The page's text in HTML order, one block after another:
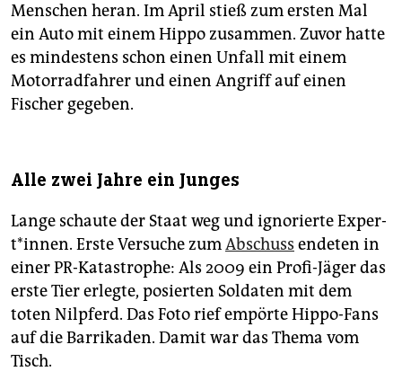
Menschen heran. Im April stieß zum ersten Mal
ein Auto mit einem Hippo zusammen. Zuvor hatte
es mindestens schon einen Unfall mit einem
Motorradfahrer und einen Angriff auf einen
Fischer gegeben.
Alle zwei Jahre ein Junges
Lange schaute der Staat weg und ignorierte Ex­per­
t*in­nen. Erste Versuche zumAbschuss endeten in
einer PR-Katastrophe: Als 2009 ein Profi-Jäger das
erste Tier erlegte, posierten Soldaten mit dem
toten Nilpferd. Das Foto rief empörte Hippo-Fans
auf die Barrikaden. Damit war das Thema vom
Tisch.